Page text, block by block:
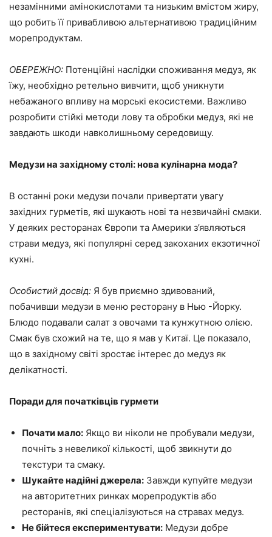
незамінними амінокислотами та низьким вмістом жиру,
що робить її привабливою альтернативою традиційним
морепродуктам.
ОБЕРЕЖНО: Потенційні наслідки споживання медуз, як
їжу, необхідно ретельно вивчити, щоб уникнути
небажаного впливу на морські екосистеми. Важливо
розробити стійкі методи лову та обробки медуз, які не
завдають шкоди навколишньому середовищу.
Медузи на західному столі: нова кулінарна мода?
В останні роки медузи почали привертати увагу
західних гурметів, які шукають нові та незвичайні смаки.
У деяких ресторанах Європи та Америки з’являються
страви медуз, які популярні серед закоханих екзотичної
кухні.
Особистий досвід: Я був приємно здивований,
побачивши медузи в меню ресторану в Нью -Йорку.
Блюдо подавали салат з овочами та кунжутною олією.
Смак був схожий на те, що я мав у Китаї. Це показало,
що в західному світі зростає інтерес до медуз як
делікатності.
Поради для початківців гурмети
Почати мало: Якщо ви ніколи не пробували медузи,
почніть з невеликої кількості, щоб звикнути до
текстури та смаку.
Шукайте надійні джерела: Завжди купуйте медузи
на авторитетних ринках морепродуктів або
ресторанів, які спеціалізуються на стравах медуз.
Не бійтеся експериментувати: Медузи добре